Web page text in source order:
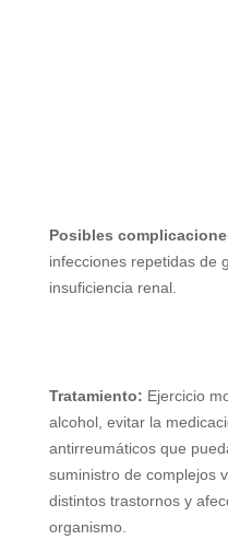
Posibles
infecciones repetidas de
insuficiencia renal.
Tratamiento: Ejercicio
alcohol, evitar la
antirreumáticos que
suministro de complejos
distintos trastornos y
organismo.